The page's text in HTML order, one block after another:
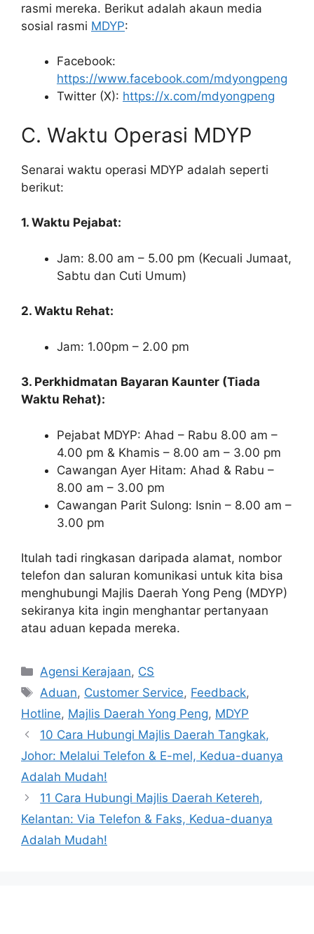
rasmi mereka. Berikut adalah akaun media
sosial rasmi MDYP:
Facebook:
https://www.facebook.com/mdyongpeng
Twitter (X): https://x.com/mdyongpeng
C. Waktu Operasi MDYP
Senarai waktu operasi MDYP adalah seperti
berikut:
1. Waktu Pejabat:
Jam: 8.00 am – 5.00 pm (Kecuali Jumaat,
Sabtu dan Cuti Umum)
2. Waktu Rehat:
Jam: 1.00pm – 2.00 pm
3. Perkhidmatan Bayaran Kaunter (Tiada
Waktu Rehat):
Pejabat MDYP: Ahad – Rabu 8.00 am –
4.00 pm & Khamis – 8.00 am – 3.00 pm
Cawangan Ayer Hitam: Ahad & Rabu –
8.00 am – 3.00 pm
Cawangan Parit Sulong: Isnin – 8.00 am –
3.00 pm
Itulah tadi ringkasan daripada alamat, nombor
telefon dan saluran komunikasi untuk kita bisa
menghubungi Majlis Daerah Yong Peng (MDYP)
sekiranya kita ingin menghantar pertanyaan
atau aduan kepada mereka.
Categories
Agensi Kerajaan, CS
Tags
Aduan, Customer Service, Feedback,
Hotline, Majlis Daerah Yong Peng, MDYP
10 Cara Hubungi Majlis Daerah Tangkak,
Johor: Melalui Telefon & E-mel, Kedua-duanya
Adalah Mudah!
11 Cara Hubungi Majlis Daerah Ketereh,
Kelantan: Via Telefon & Faks, Kedua-duanya
Adalah Mudah!